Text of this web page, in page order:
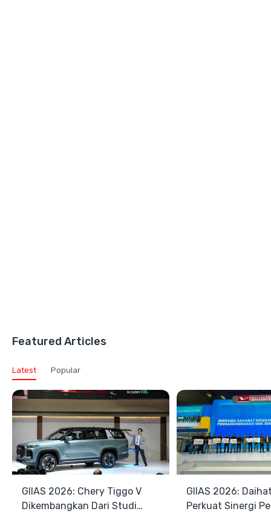
Featured Articles
Latest Popular
GIIAS 2026: Chery Tiggo V
Dikembangkan Dari Studi
GIIAS 2026:
Perkuat Sinergi